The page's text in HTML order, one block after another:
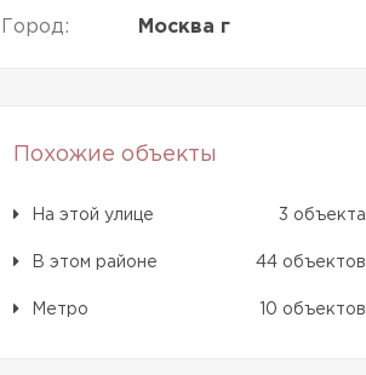
Город: Москва г
Похожие объекты
На этой улице 3 объекта
В этом районе 44 объектов
Метро 10 объектов